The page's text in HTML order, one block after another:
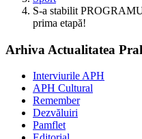
S-a stabilit
prima etapă!
Arhiva Actualitatea
Interviurile APH
APH Cultural
Remember
Dezvăluiri
Pamflet